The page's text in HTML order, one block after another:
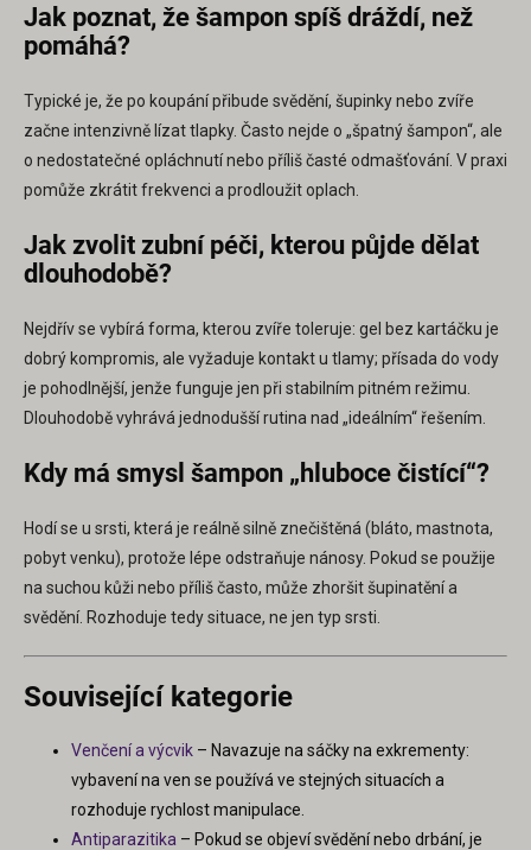
Jak poznat, že šampon spíš dráždí, než
pomáhá?
Typické je, že po koupání přibude svědění, šupinky nebo zvíře
začne intenzivně lízat tlapky. Často nejde o „špatný šampon“, ale
o nedostatečné opláchnutí nebo příliš časté odmašťování. V praxi
pomůže zkrátit frekvenci a prodloužit oplach.
Jak zvolit zubní péči, kterou půjde dělat
dlouhodobě?
Nejdřív se vybírá forma, kterou zvíře toleruje: gel bez kartáčku je
dobrý kompromis, ale vyžaduje kontakt u tlamy; přísada do vody
je pohodlnější, jenže funguje jen při stabilním pitném režimu.
Dlouhodobě vyhrává jednodušší rutina nad „ideálním“ řešením.
Kdy má smysl šampon „hluboce čistící“?
Hodí se u srsti, která je reálně silně znečištěná (bláto, mastnota,
pobyt venku), protože lépe odstraňuje nánosy. Pokud se použije
na suchou kůži nebo příliš často, může zhoršit šupinatění a
svědění. Rozhoduje tedy situace, ne jen typ srsti.
Související kategorie
Venčení a výcvik – Navazuje na sáčky na exkrementy:
vybavení na ven se používá ve stejných situacích a
rozhoduje rychlost manipulace.
Antiparazitika – Pokud se objeví svědění nebo drbání, je